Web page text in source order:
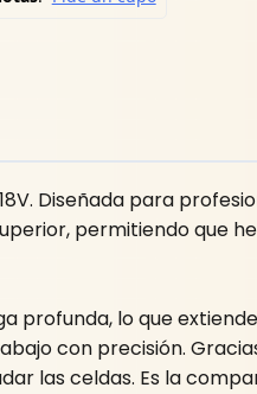
Diseñada para
permitiendo que
profunda, lo que extiende
con precisión.
las celdas. Es la